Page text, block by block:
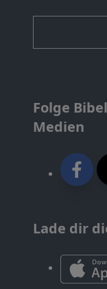
Folge
Medien
Lade dir